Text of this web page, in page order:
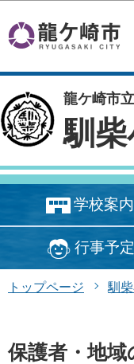
龍ケ崎市立
馴
学校案内
行事予定
トップページ 馴
保護者・地域